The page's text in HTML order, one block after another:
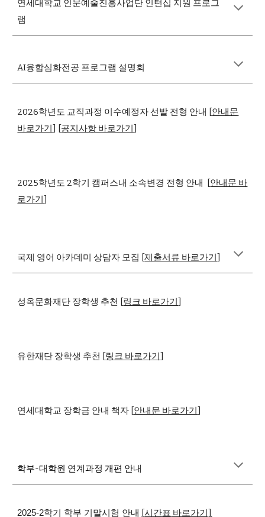
연세대학교 인문예술진흥사업단 인턴십 지원 프로그
램
AI융합심화전공 프로그램 설명회
2026학년도 교직과정 이수예정자 선발 전형 안내 [안내문
바로가기] [공지사항 바로가기]
2025학년도 2학기 캠퍼스내 소속변경 전형 안내 [안내문 바
로가기]
국제 영어 아카데미 상담자 모집 [제출서류 바로가기]
성옥문화재단 장학생 추천 [링크 바로가기]
유한재단 장학생 추천 [링크 바로가기]
연세대학교 장학금 안내 책자 [안내문 바로가기]
학부-대학원 연계과정 개편 안내
2025-2학기 학부 기말시험 안내 [시간표 바로가기]